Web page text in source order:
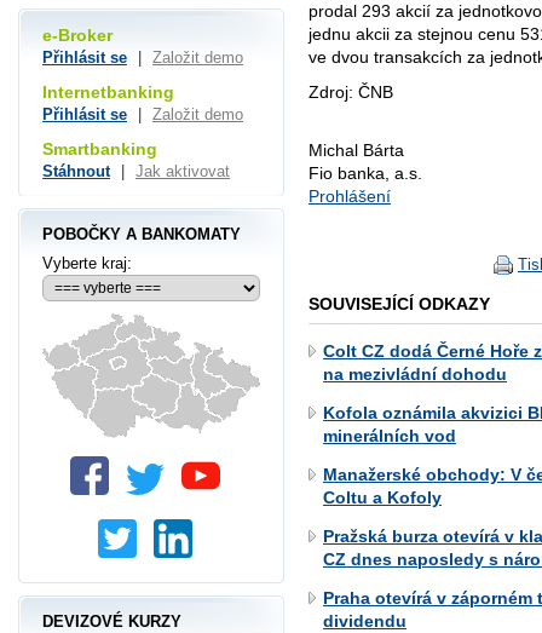
prodal 293 akcií za
jednu akcii za stejnou cenu
ve dvou transakcích za
Zdroj: ČNB
Michal Bárta
Fio banka, a.s.
Prohlášení
SOUVISEJÍCÍ ODKAZY
Colt CZ dodá Černé Hoře
na mezivládní dohodu
Kofola oznámila akvizici
minerálních vod
Manažerské obchody: V
Coltu a Kofoly
Pražská burza otevírá v
CZ dnes naposledy s
Praha otevírá v
dividendu
e-Broker
Přihlásit se Založit demo
Internetbanking
Přihlásit se Založit demo
Smartbanking
Stáhnout Jak aktivovat
POBOČKY A BANKOMATY
Vyberte kraj:
DEVIZOVÉ KURZY